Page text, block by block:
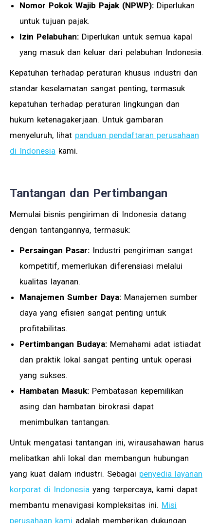
Nomor Pokok Wajib Pajak (NPWP): Diperlukan
untuk tujuan pajak.
Izin Pelabuhan: Diperlukan untuk semua kapal
yang masuk dan keluar dari pelabuhan Indonesia.
Kepatuhan terhadap peraturan khusus industri dan
standar keselamatan sangat penting, termasuk
kepatuhan terhadap peraturan lingkungan dan
hukum ketenagakerjaan. Untuk gambaran
menyeluruh, lihat panduan pendaftaran perusahaan
di Indonesia kami.
Tantangan dan Pertimbangan
Memulai bisnis pengiriman di Indonesia datang
dengan tantangannya, termasuk:
Persaingan Pasar: Industri pengiriman sangat
kompetitif, memerlukan diferensiasi melalui
kualitas layanan.
Manajemen Sumber Daya: Manajemen sumber
daya yang efisien sangat penting untuk
profitabilitas.
Pertimbangan Budaya: Memahami adat istiadat
dan praktik lokal sangat penting untuk operasi
yang sukses.
Hambatan Masuk: Pembatasan kepemilikan
asing dan hambatan birokrasi dapat
menimbulkan tantangan.
Untuk mengatasi tantangan ini, wirausahawan harus
melibatkan ahli lokal dan membangun hubungan
yang kuat dalam industri. Sebagai penyedia layanan
korporat di Indonesia yang terpercaya, kami dapat
membantu menavigasi kompleksitas ini. Misi
perusahaan kami adalah memberikan dukungan